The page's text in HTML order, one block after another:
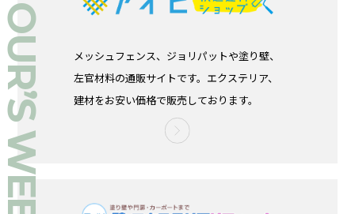
メッシュフェンス、ジョリパットや塗り壁、
左官材料の通販サイトです。エクステリア、
建材をお安い価格で販売しております。